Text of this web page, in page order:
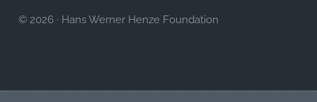
© 2026 · Hans Werner Henze Foundation